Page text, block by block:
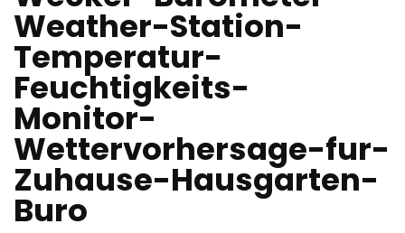
Weather-Station-
Temperatur-
Feuchtigkeits-
Monitor-
Wettervorhersage-fur-
Zuhause-Hausgarten-
Buro